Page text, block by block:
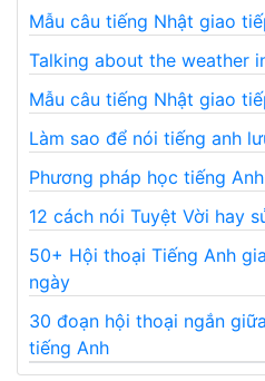
Mẫu câu tiếng Nhật giao
Talking about the weather
Mẫu câu tiếng Nhật giao
Làm sao để nói tiếng anh
Phương pháp học tiếng
12 cách nói Tuyệt Vời hay
50+ Hội thoại Tiếng Anh
ngày
30 đoạn hội thoại ngắn
tiếng Anh